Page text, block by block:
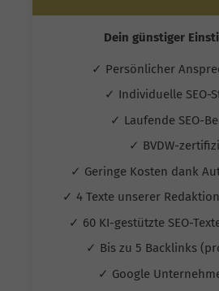
Dein günstiger
✓ Persönlicher
✓ Individuelle SEO-
✓ Laufende SEO-
✓ BVDW-
✓ Geringe Kosten dank
✓ 4 Texte unserer
✓ 60 KI-gestützte SEO-
✓ Bis zu 5 Backlinks
✓ Google